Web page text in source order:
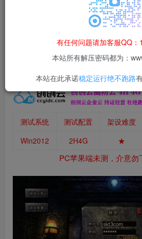
本站资源仅用于学习交流，禁止
果由使用者自行承担。
测试系统 测试配置 架设难度
Win2012
2H4G ★
PC苹果端未测，介意勿
有任何问题请加客服QQ
本站所有解压密码都为：
本站在此承诺稳定运行绝不跑路